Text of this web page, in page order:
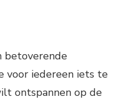
betoverende
voor iedereen iets te
ontspannen op de